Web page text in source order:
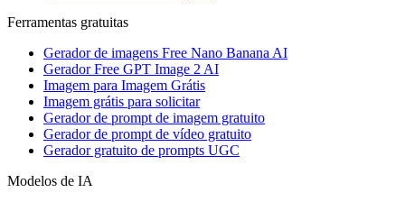
Ferramentas gratuitas
Gerador de imagens Free Nano Banana AI
Gerador Free GPT Image 2 AI
Imagem para Imagem Grátis
Imagem grátis para solicitar
Gerador de prompt de imagem gratuito
Gerador de prompt de vídeo gratuito
Gerador gratuito de prompts UGC
Modelos de IA